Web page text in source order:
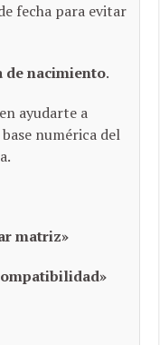
fecha para evitar
de nacimiento.
ayudarte a
numérica del
matriz»